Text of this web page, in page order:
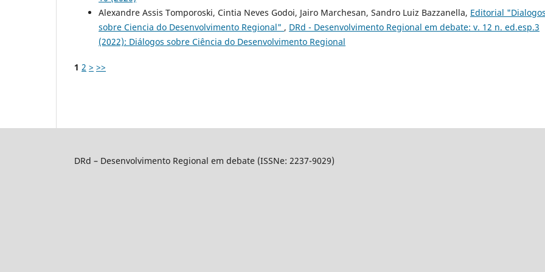
Alexandre Assis Tomporoski, Cintia Neves Godoi, Jairo Marchesan, Sandro Luiz Bazzanella, Editorial
sobre Ciencia do Desenvolvimento Regional" , DRd - Desenvolvimento Regional em debate: v. 12 n. ed.esp.3
(2022): Diálogos sobre Ciência do Desenvolvimento Regional
1 2 > >>
DRd – Desenvolvimento Regional em debate (ISSNe: 2237-9029)